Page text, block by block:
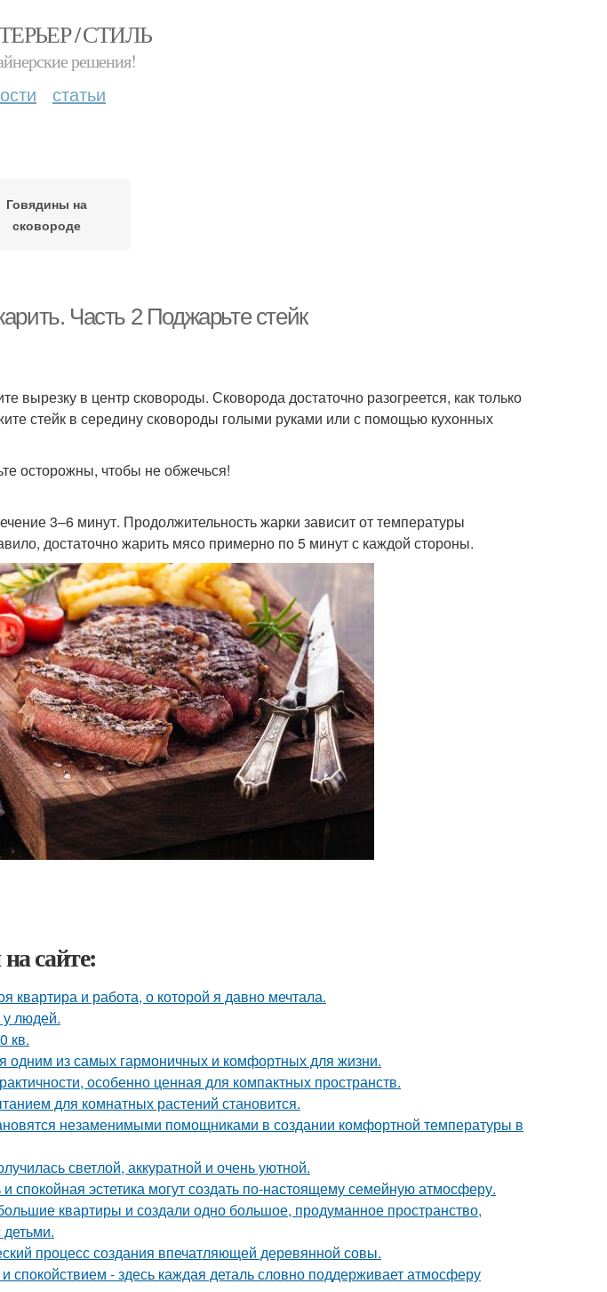
/ СТИЛЬ
решения!
статьи
Говядины на
сковороде
Часть 2 Поджарьте стейк
вырезку в центр сковороды. Сковорода достаточно разогреется, как только
стейк в середину сковороды голыми руками или с помощью кухонных
осторожны, чтобы не обжечься!
3–6 минут. Продолжительность жарки зависит от температуры
достаточно жарить мясо примерно по 5 минут с каждой стороны.
сайте:
квартира и работа, о которой я давно мечтала.
у людей.
кв.
одним из самых гармоничных и комфортных для жизни.
особенно ценная для компактных пространств.
для комнатных растений становится.
незаменимыми помощниками в создании комфортной температуры в
светлой, аккуратной и очень уютной.
спокойная эстетика могут создать по-настоящему семейную атмосферу.
квартиры и создали одно большое, продуманное пространство,
процесс создания впечатляющей деревянной совы.
спокойствием - здесь каждая деталь словно поддерживает атмосферу